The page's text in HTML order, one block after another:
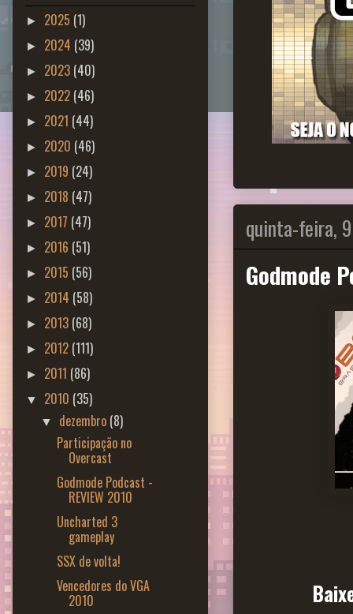
quinta-feira,
Godmode
► 2025 (1)
► 2024 (39)
► 2023 (40)
► 2022 (46)
► 2021 (44)
► 2020 (46)
► 2019 (24)
► 2018 (47)
► 2017 (47)
► 2016 (51)
► 2015 (56)
► 2014 (58)
► 2013 (68)
► 2012 (111)
► 2011 (86)
▼ 2010 (35)
▼ dezembro (8)
Participação no
Overcast
Godmode Podcast -
REVIEW 2010
Uncharted 3
gameplay
SSX de volta!
Vencedores do VGA
2010